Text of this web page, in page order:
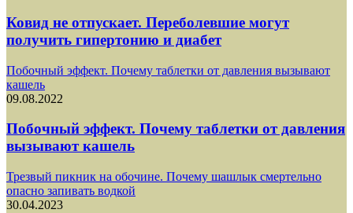
Ковид не отпускает. Переболевшие могут
получить гипертонию и диабет
Побочный эффект. Почему таблетки от давления вызывают
кашель
09.08.2022
Побочный эффект. Почему таблетки от давления
вызывают кашель
Трезвый пикник на обочине. Почему шашлык смертельно
опасно запивать водкой
30.04.2023